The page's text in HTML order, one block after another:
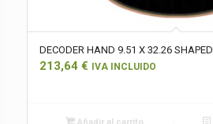
DECODER HAND 9.51 X 32.26 SHAPED
213,64 € IVA INCLUIDO
Añadir al carrito